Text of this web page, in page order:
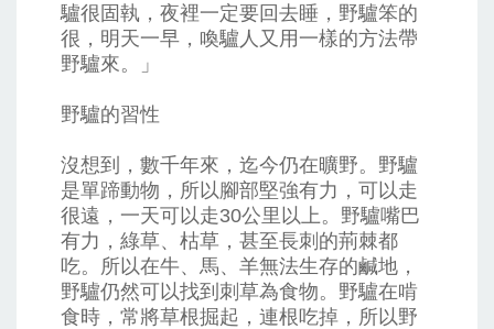
驢很固執，夜裡一定要回去睡，野驢笨的
很，明天一早，喚驢人又用一樣的方法帶
野驢來。」
野驢的習性
沒想到，數千年來，迄今仍在曠野。野驢
是單蹄動物，所以腳部堅強有力，可以走
很遠，一天可以走30公里以上。野驢嘴巴
有力，綠草、枯草，甚至長刺的荊棘都
吃。所以在牛、馬、羊無法生存的鹹地，
野驢仍然可以找到刺草為食物。野驢在啃
食時，常將草根掘起，連根吃掉，所以野